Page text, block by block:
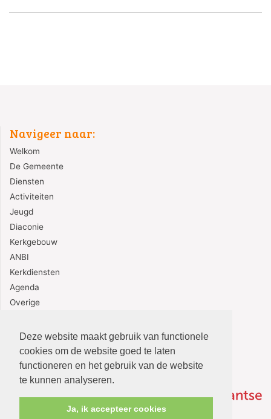
Deze website maakt gebruik van functionele
cookies om de website goed te laten
functioneren en het gebruik van de website
te kunnen analyseren.
Ja, ik accepteer cookies
Navigeer naar:
Welkom
De Gemeente
Diensten
Activiteiten
Jeugd
Diaconie
Kerkgebouw
ANBI
Kerkdiensten
Agenda
Overige